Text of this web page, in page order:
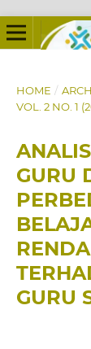
HOME /
VOL. 2 NO. 1
GURU
GURU